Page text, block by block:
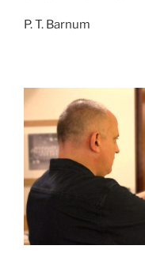
P. T. Barnum